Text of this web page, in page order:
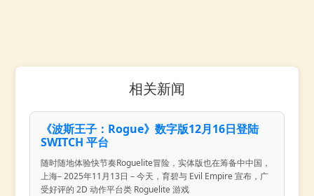
相关新闻
《波斯王子：Rogue》数字版12月16日登陆
SWITCH 平台
随时随地体验快节奏Roguelite冒险，实体版也在筹备中中国，
上海– 2025年11月13日 – 今天，育碧与 Evil Empire 宣布，广
受好评的 2D 动作平台类 Roguelite 游戏